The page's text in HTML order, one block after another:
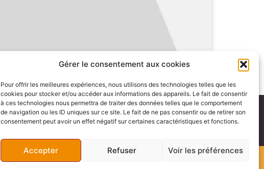
Gérer le consentement aux cookies
Pour offrir les meilleures expériences, nous utilisons des technologies telles que les
cookies pour stocker et/ou accéder aux informations des appareils. Le fait de consentir
à ces technologies nous permettra de traiter des données telles que le comportement
de navigation ou les ID uniques sur ce site. Le fait de ne pas consentir ou de retirer son
consentement peut avoir un effet négatif sur certaines caractéristiques et fonctions.
Accepter Refuser Voir les préférences
Nous parlons :